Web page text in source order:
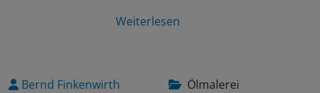
Weiterlesen
Bernd Finkenwirth Ölmalerei